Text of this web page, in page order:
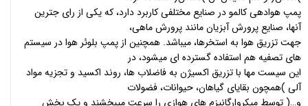
پمپ هوادهی کالمو در صنایع مختلفی کاربرد دارد، که یکی از رای جترین
آنها، صنایع پرورش آبزیان مانند پرورش ماهی،
جهت تزریق هوا به استخرها، میباشد. همچنین از پمپ بلوئر هوا در سیستم
های تصفیه هم استفاده گسترده ای میشود، در
این سیست مها با تزریق اکسیژن به فاضلاب ها، روند اکسید و تجزیه مواد
آلی )همچون بقایای گیاهان، حیوانات، فضولات
و…( توسط میکروارگانیزم های هوازی را سرعت میبخشند و یک بخش